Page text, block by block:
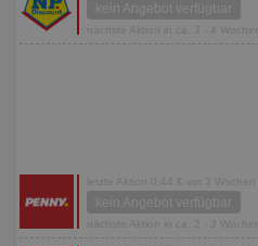
kein Angebot verfügbar
nächste Aktion in ca. 3 - 4 Wochen
letzte Aktion 0,44 € vor 3 Wochen
kein Angebot verfügbar
nächste Aktion in ca. 2 - 3 Wochen